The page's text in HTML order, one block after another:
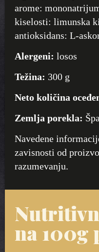
arome:
kiselosti: limunska
antioksidans: L-
Alergeni: losos
Težina: 300 g
Neto količina
Zemlja porekla:
Navedene
zavisnosti od
razumevanju.
na 100g